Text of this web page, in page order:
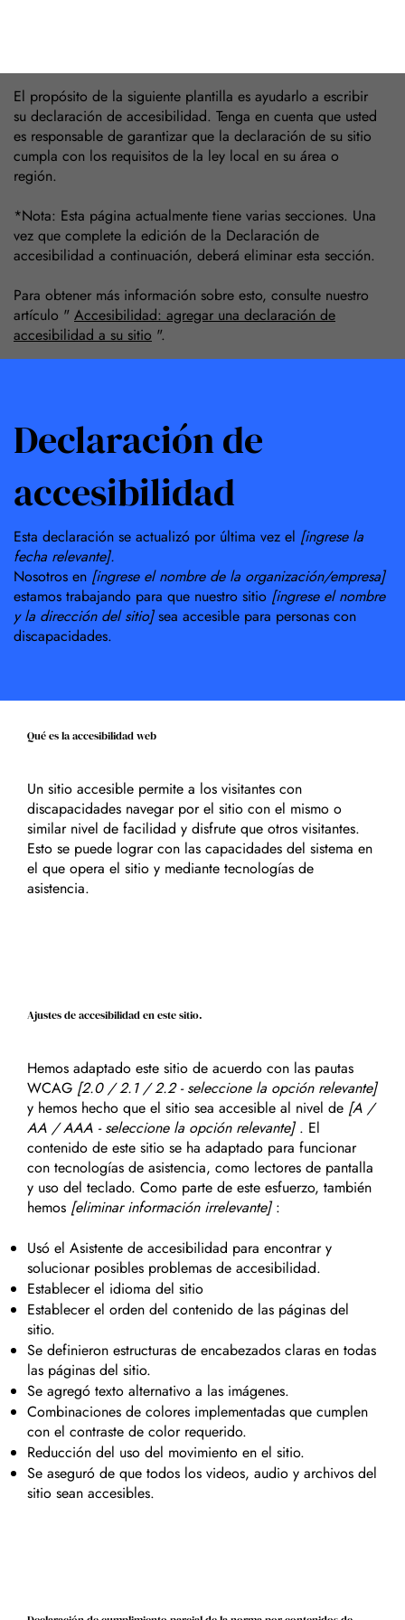
El propósito de la siguiente plantilla es ayudarlo a escribir
su declaración de accesibilidad. Tenga en cuenta que usted
es responsable de garantizar que la declaración de su sitio
cumpla con los requisitos de la ley local en su área o
región.
*Nota: Esta página actualmente tiene varias secciones. Una
vez que complete la edición de la Declaración de
accesibilidad a continuación, deberá eliminar esta sección.
Para obtener más información sobre esto, consulte nuestro
artículo " Accesibilidad: agregar una declaración de
accesibilidad a su sitio ".
Declaración de
accesibilidad
Esta declaración se actualizó por última vez el [ingrese la
fecha relevante].
Nosotros en [ingrese el nombre de la organización/empresa]
estamos trabajando para que nuestro sitio [ingrese el nombre
y la dirección del sitio]sea accesible para personas con
discapacidades.
Qué es la accesibilidad web
Un sitio accesible permite a los visitantes con
discapacidades navegar por el sitio con el mismo o
similar nivel de facilidad y disfrute que otros visitantes.
Esto se puede lograr con las capacidades del sistema en
el que opera el sitio y mediante tecnologías de
asistencia.
Ajustes de accesibilidad en este sitio.
Hemos adaptado este sitio de acuerdo con las pautas
WCAG [2.0 / 2.1 / 2.2 - seleccione la opción relevante]
y hemos hecho que el sitio sea accesible al nivel de [A /
AA / AAA - seleccione la opción relevante]. El
contenido de este sitio se ha adaptado para funcionar
con tecnologías de asistencia, como lectores de pantalla
y uso del teclado. Como parte de este esfuerzo, también
hemos [eliminar información irrelevante]:
Usó el Asistente de accesibilidad para encontrar y
solucionar posibles problemas de accesibilidad.
Establecer el idioma del sitio
Establecer el orden del contenido de las páginas del
sitio.
Se definieron estructuras de encabezados claras en todas
las páginas del sitio.
Se agregó texto alternativo a las imágenes.
Combinaciones de colores implementadas que cumplen
con el contraste de color requerido.
Reducción del uso del movimiento en el sitio.
Se aseguró de que todos los videos, audio y archivos del
sitio sean accesibles.